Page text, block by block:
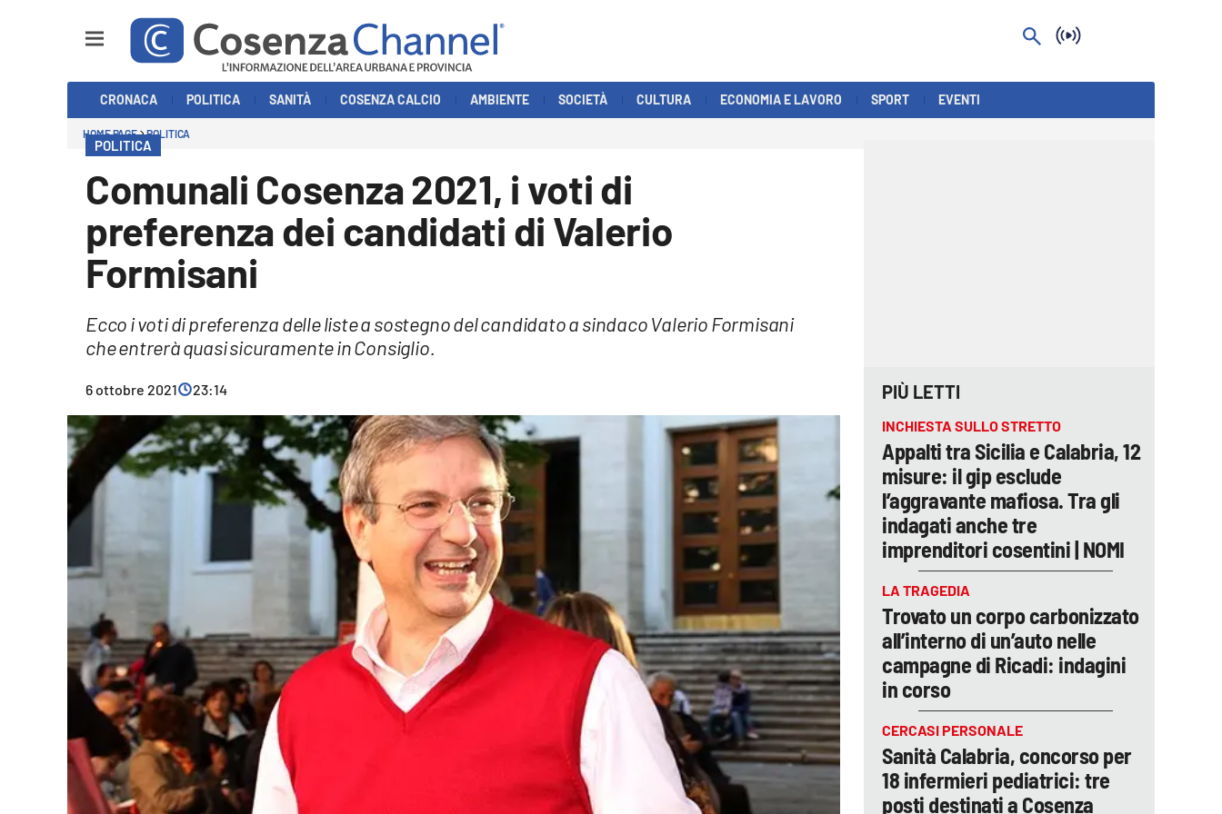
Economia e Lavoro
Streaming
CRONACA POLITICA SANITÀ COSENZA CALCIO AMBIENTE SOCIETÀ CULTURA ECONOMIA E LAVORO SPORT EVENTI
HOME PAGE POLITICA
POLITICA
Comunali Cosenza 2021, i voti di
preferenza dei candidati di Valerio
Formisani
Ecco i voti di preferenza delle liste a sostegno del candidato a sindaco Valerio Formisani
che entrerà quasi sicuramente in Consiglio.
6 ottobre 2021 23:14 PIÙ LETTI
INCHIESTA SULLO STRETTO
Appalti tra Sicilia e Calabria, 12
misure: il gip esclude
l’aggravante mafiosa. Tra gli
indagati anche tre
imprenditori cosentini | NOMI
LA TRAGEDIA
Trovato un corpo carbonizzato
all’interno di un’auto nelle
campagne di Ricadi: indagini
in corso
CERCASI PERSONALE
Sanità Calabria, concorso per
18 infermieri pediatrici: tre
posti destinati a Cosenza